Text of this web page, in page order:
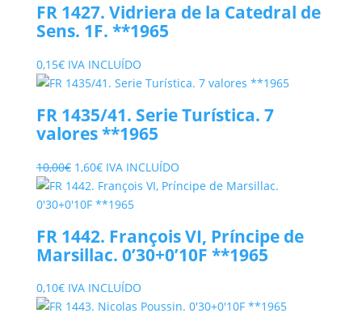
FR 1427. Vidriera de la Catedral de
Sens. 1F. **1965
0,15€ IVA INCLUÍDO
FR 1435/41. Serie Turística. 7
valores **1965
10,00€ El
precio
original
10,00€.
1,60€El
precio
actual
1,60€.
IVA INCLUÍDO
FR 1442. François VI, Príncipe de
Marsillac. 0’30+0’10F **1965
0,10€ IVA INCLUÍDO